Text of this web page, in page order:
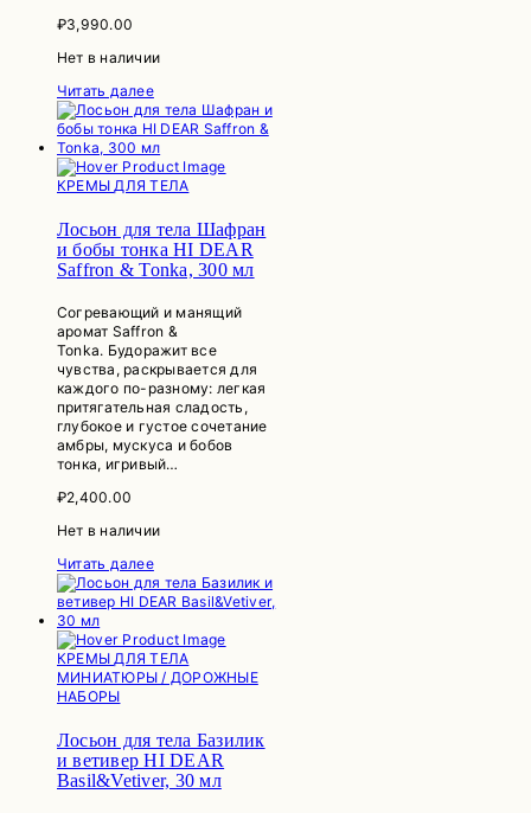
₽3,990.00
Нет в наличии
Читать далее
КРЕМЫ ДЛЯ ТЕЛА
Лосьон для тела Шафран
и бобы тонка HI DEAR
Saffron & Tonka, 300 мл
Согревающий и манящий
аромат Saffron &
Tonka. Будоражит все
чувства, раскрывается для
каждого по-разному: легкая
притягательная сладость,
глубокое и густое сочетание
амбры, мускуса и бобов
тонка, игривый…
₽2,400.00
Нет в наличии
Читать далее
КРЕМЫ ДЛЯ ТЕЛА
МИНИАТЮРЫ / ДОРОЖНЫЕ
НАБОРЫ
Лосьон для тела Базилик
и ветивер HI DEAR
Basil&Vetiver, 30 мл